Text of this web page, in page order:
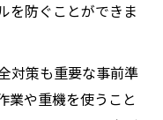
を防ぐことができま
対策も重要な事前準
業や重機を使うこと